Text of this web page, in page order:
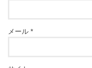
メール*